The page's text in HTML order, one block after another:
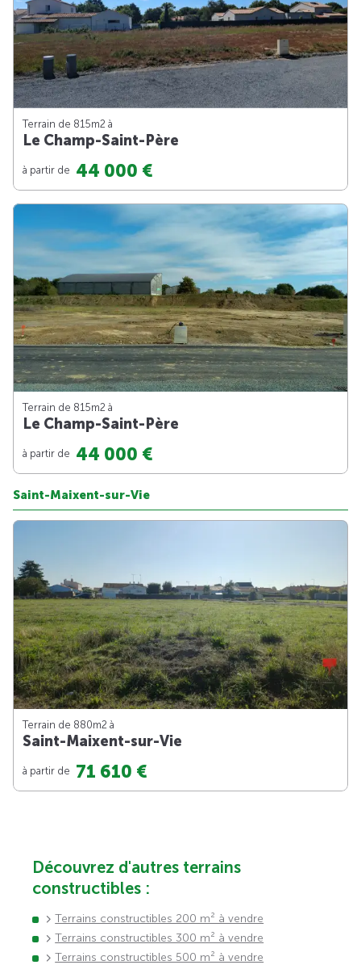
Terrain de 815m2 à
Le Champ-Saint-Père
à partir de 44 000 €
Terrain de 815m2 à
Le Champ-Saint-Père
à partir de 44 000 €
Saint-Maixent-sur-Vie
Terrain de 880m2 à
Saint-Maixent-sur-Vie
à partir de 71 610 €
Découvrez d'autres terrains
constructibles :
Terrains constructibles 200 m² à vendre
Terrains constructibles 300 m² à vendre
Terrains constructibles 500 m² à vendre